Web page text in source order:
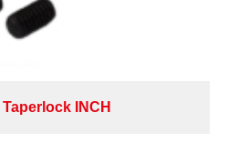
INCH